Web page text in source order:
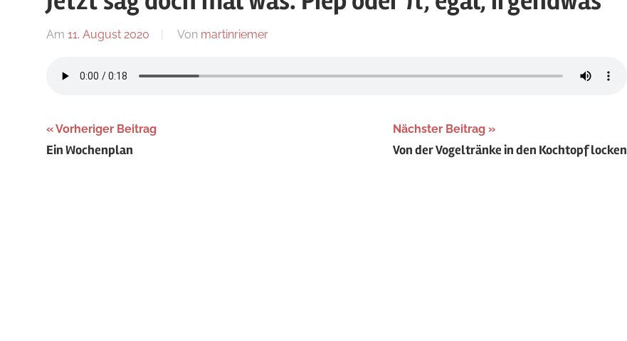
Blog
Am 11. August 2020 Von martinriemerIn
Beitragsnavigation
Vorheriger Beitrag
Ein Wochenplan
Nächster Beitrag
Von der Vogeltränke in den Kochtopf locken